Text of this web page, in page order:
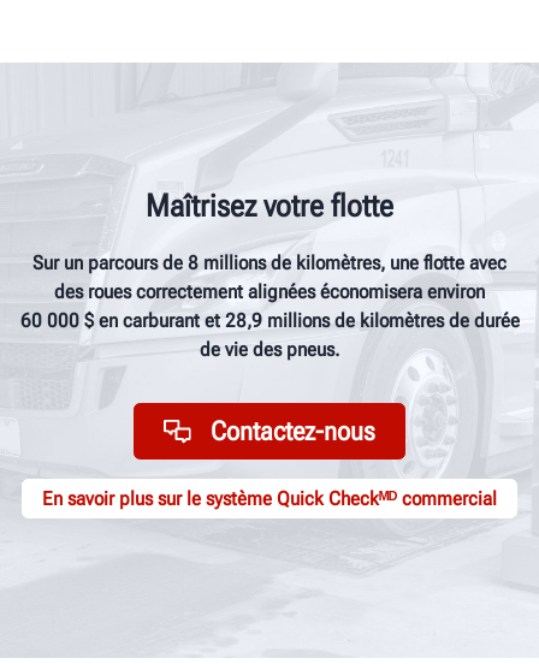
Maîtrisez votre flotte
Sur un parcours de 8 millions de kilomètres, une flotte avec
des rouescorrectement alignées économisera environ
60 000 $ en carburant et 28,9 millions de kilomètres de durée
de vie des pneus.
Contactez-nous
En savoir plus sur le système Quick Checkᴹᴰ commercial